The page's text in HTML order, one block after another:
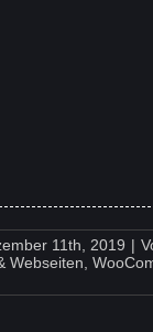
11th, 2019 |
Webseiten,